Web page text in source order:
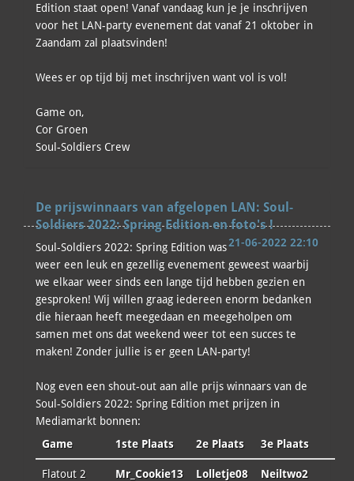
Edition staat open! Vanaf vandaag kun je je inschrijven
voor het LAN-party evenement dat vanaf 21 oktober in
Zaandam zal plaatsvinden!
Wees er op tijd bij met inschrijven want vol is vol!
Game on,
Cor Groen
Soul-Soldiers Crew
De prijswinnaars van afgelopen LAN: Soul-
Soldiers 2022: Spring Edition en foto's !
21-06-2022 22:10
Soul-Soldiers 2022: Spring Edition was
weer een leuk en gezellig evenement geweest waarbij
we elkaar weer sinds een lange tijd hebben gezien en
gesproken! Wij willen graag iedereen enorm bedanken
die hieraan heeft meegedaan en meegeholpen om
samen met ons dat weekend weer tot een succes te
maken! Zonder jullie is er geen LAN-party!
Nog even een shout-out aan alle prijs winnaars van de
Soul-Soldiers 2022: Spring Edition met prijzen in
Mediamarkt bonnen:
Game
1ste Plaats 2e Plaats 3e Plaats
Flatout 2
Mr_Cookie13
Lolletje08
Neiltwo2